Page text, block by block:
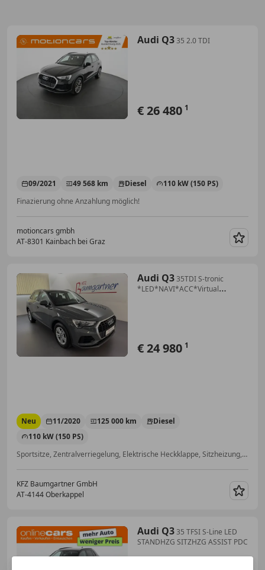
Audi Q335 2.0 TDI
€ 26 480 1
09/2021 49 568 km Diesel
110 kW (150 PS)
Finazierung ohne Anzahlung möglich!
motioncars gmbh
AT-8301 Kainbach bei Graz
Audi Q335TDI S-tronic
*LED*NAVI*ACC*Virtual
€ 24 980 1
Neu 11/2020 125 000 km
Diesel
110 kW (150 PS)
Sportsitze, Zentralverriegelung, Elektrische Heckklappe, Sitzheizung, Abstandstempomat, Scheckheftgepflegt, LED-Scheinwerfer, Schlüssellose Zentralverriegelung
KFZ Baumgartner GmbH
AT-4144 Oberkappel
Audi Q335 TFSI S-Line LED
STANDHZG SITZHZG ASSIST PDC